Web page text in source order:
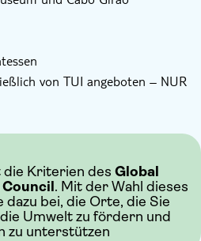
von TUI angeboten – NUR
die Kriterien des Global
. Mit der Wahl dieses
dazu bei, die Orte, die Sie
Umwelt zu fördern und
zu unterstützen